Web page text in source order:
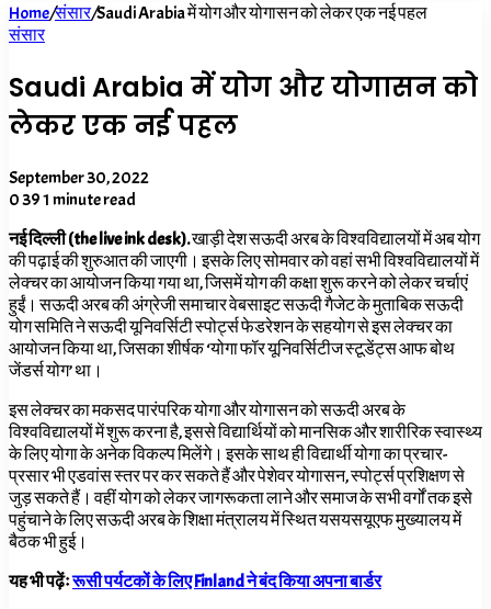
Home/संसार/Saudi Arabia में योग और योगासन को लेकर एक नई पहल
संसार
Saudi Arabia में योग और योगासन को
लेकर एक नई पहल
September 30, 2022
0391 minute read
नई दिल्ली (the live ink desk).खाड़ी देश सऊदी अरब के विश्वविद्यालयों में अब योग
की पढ़ाई की शुरुआत की जाएगी। इसके लिए सोमवार को वहां सभी विश्वविद्यालयों में
लेक्चर का आयोजन किया गया था, जिसमें योग की कक्षा शुरू करने को लेकर चर्चाएं
हुईं। सऊदी अरब की अंग्रेजी समाचार वेबसाइट सऊदी गैजेट के मुताबिक सऊदी
योग समिति ने सऊदी यूनिवर्सिटी स्पोर्ट्स फेडरेशन के सहयोग से इस लेक्चर का
आयोजन किया था, जिसका शीर्षक ‘योगा फॉर यूनिवर्सिटीज स्टूडेंट्स आफ बोथ
जेंडर्स योग’ था।
इस लेक्चर का मकसद पारंपरिक योगा और योगासन को सऊदी अरब के
विश्वविद्यालयों में शुरू करना है, इससे विद्यार्थियों को मानसिक और शारीरिक स्वास्थ्य
के लिए योगा के अनेक विकल्प मिलेंगे। इसके साथ ही विद्यार्थी योगा का प्रचार-
प्रसार भी एडवांस स्तर पर कर सकते हैं और पेशेवर योगासन, स्पोर्ट्स प्रशिक्षण से
जुड़ सकते हैं। वहीं योग को लेकर जागरूकता लाने और समाज के सभी वर्गों तक इसे
पहुंचाने के लिए सऊदी अरब के शिक्षा मंत्रालय में स्थित यसयसयूएफ मुख्यालय में
बैठक भी हुई।
यह भी पढ़ेंःरूसी पर्यटकों के लिए Finland ने बंद किया अपना बार्डर